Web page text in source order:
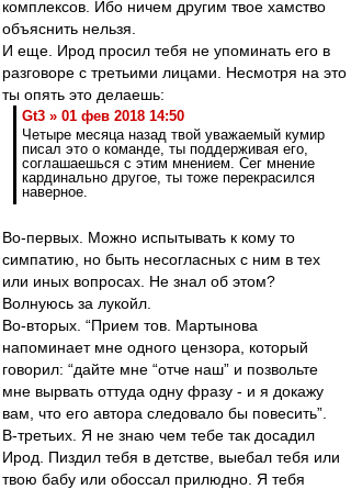
комплексов. Ибо ничем другим твое хамство
объяснить нельзя.
И еще. Ирод просил тебя не упоминать его в
разговоре с третьими лицами. Несмотря на это
ты опять это делаешь:
Gt3 » 01 фев 2018 14:50
Четыре месяца назад твой уважаемый кумир
писал это о команде, ты поддерживая его,
соглашаешься с этим мнением. Сег мнение
кардинально другое, ты тоже перекрасился
наверное.
Во-первых. Можно испытывать к кому то
симпатию, но быть несогласных с ним в тех
или иных вопросах. Не знал об этом?
Волнуюсь за лукойл.
Во-вторых. “Прием тов. Мартынова
напоминает мне одного цензора, который
говорил: “дайте мне “отче наш” и позвольте
мне вырвать оттуда одну фразу - и я докажу
вам, что его автора следовало бы повесить”.
В-третьих. Я не знаю чем тебе так досадил
Ирод. Пиздил тебя в детстве, выебал тебя или
твою бабу или обоссал прилюдно. Я тебя